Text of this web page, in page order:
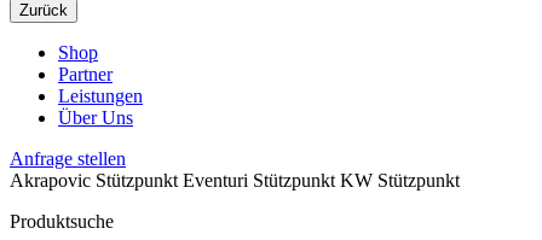
Zurück
Shop
Partner
Leistungen
Über Uns
Anfrage stellen
Akrapovic Stützpunkt Eventuri Stützpunkt KW Stützpunkt
Produktsuche